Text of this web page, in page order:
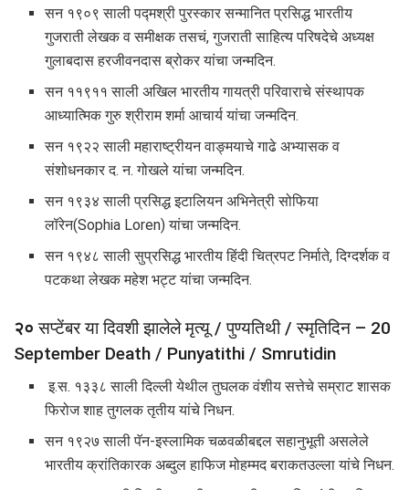
सन १९०९ साली पद्मश्री पुरस्कार सन्मानित प्रसिद्ध भारतीय
गुजराती लेखक व समीक्षक तसचं, गुजराती साहित्य परिषदेचे अध्यक्ष
गुलाबदास हरजीवनदास ब्रोकर यांचा जन्मदिन.
सन ११९११ साली अखिल भारतीय गायत्री परिवाराचे संस्थापक
आध्यात्मिक गुरु श्रीराम शर्मा आचार्य यांचा जन्मदिन.
सन १९२२ साली महाराष्ट्रीयन वाङ्मयाचे गाढे अभ्यासक व
संशोधनकार द. न. गोखले यांचा जन्मदिन.
सन १९३४ साली प्रसिद्ध इटालियन अभिनेत्री सोफिया
लॉरेन(Sophia Loren) यांचा जन्मदिन.
सन १९४८ साली सुप्रसिद्ध भारतीय हिंदी चित्रपट निर्माते, दिग्दर्शक व
पटकथा लेखक महेश भट्ट यांचा जन्मदिन.
२० सप्टेंबर या दिवशी झालेले मृत्यू / पुण्यतिथी / स्मृतिदिन – 20
September Death / Punyatithi / Smrutidin
इ.स. १३३८ साली दिल्ली येथील तुघलक वंशीय सत्तेचे सम्राट शासक
फिरोज शाह तुगलक तृतीय यांचे निधन.
सन १९२७ साली पॅन-इस्लामिक चळवळीबद्दल सहानुभूती असलेले
भारतीय क्रांतिकारक अब्दुल हाफिज मोहम्मद बराकतउल्ला यांचे निधन.